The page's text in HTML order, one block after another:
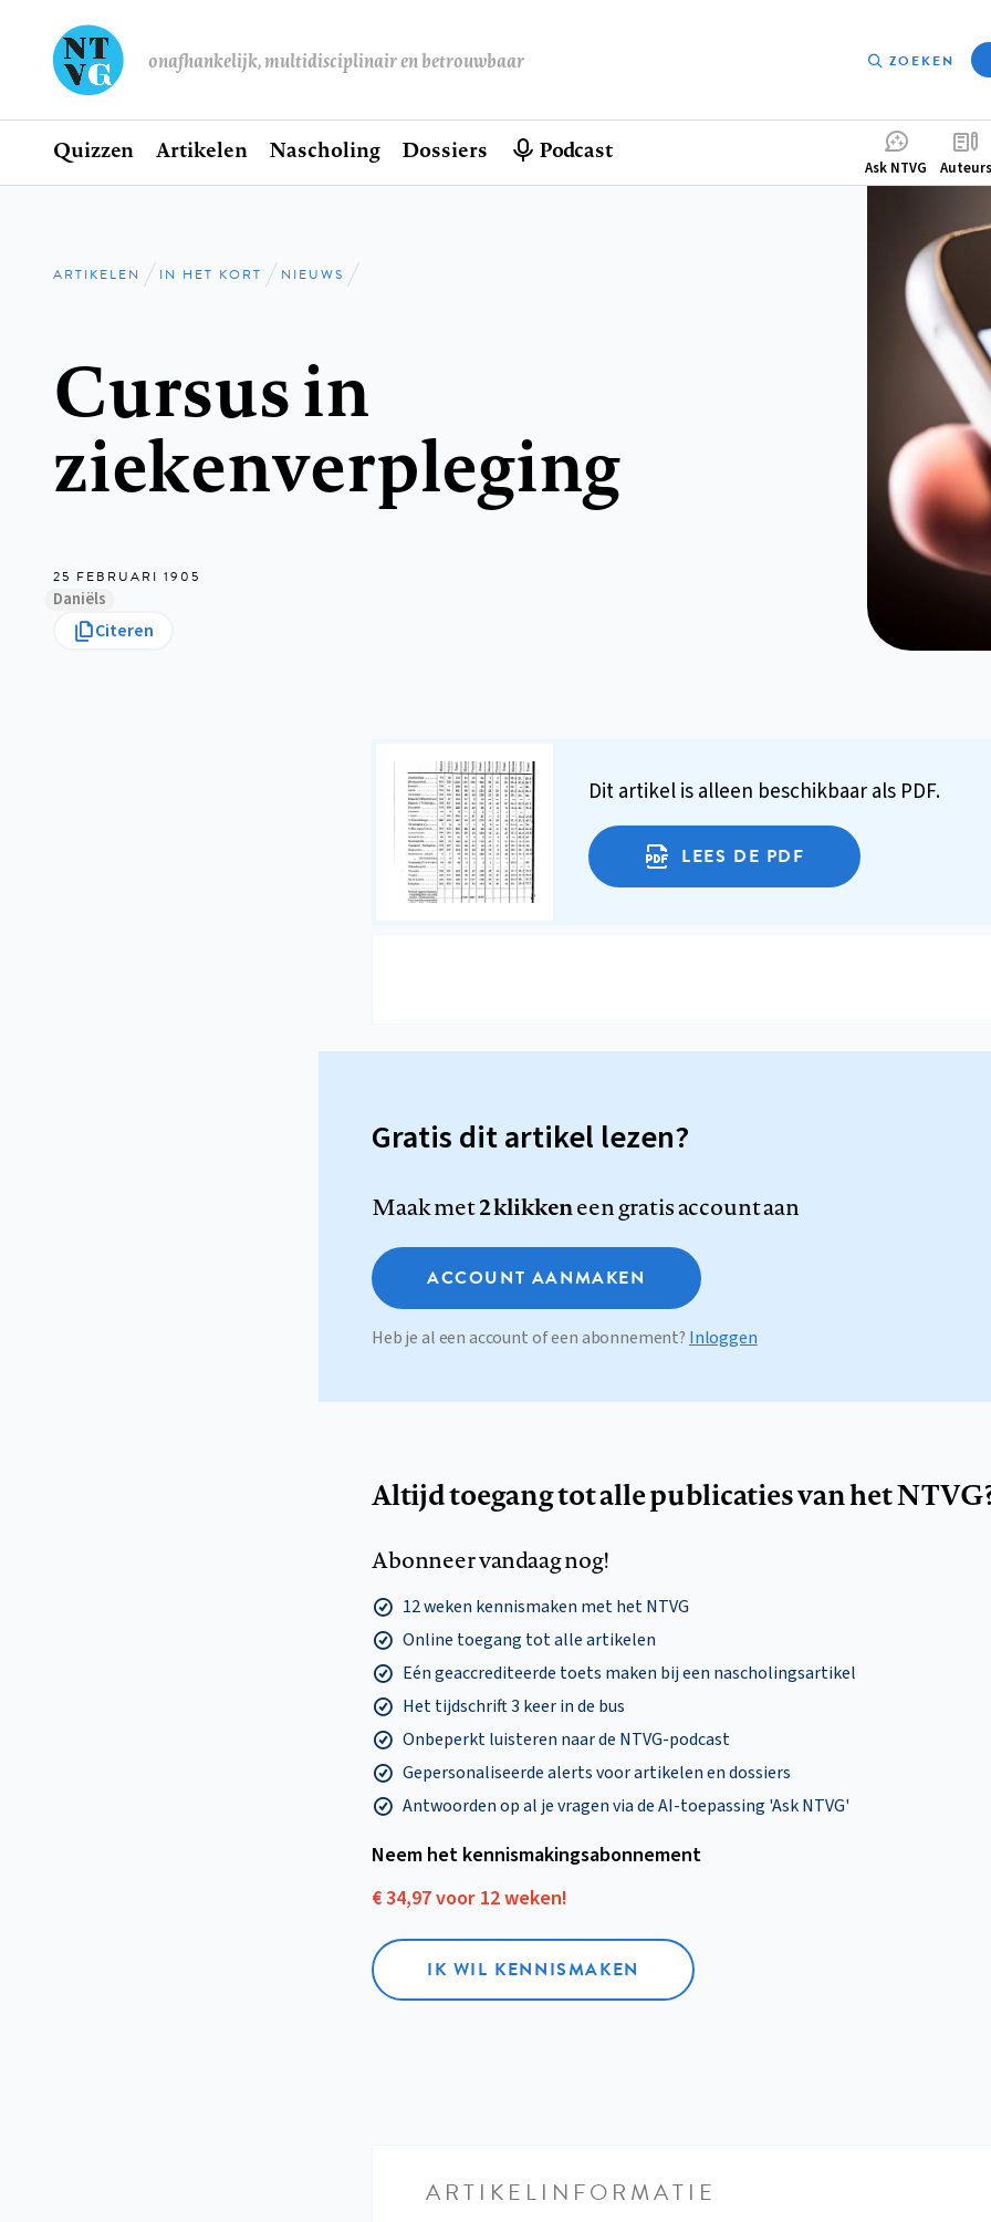
onafhankelijk, multidisciplinair en betrouwbaar ZOEKEN
Hoofdnavigatie
Home
Quizzen Artikelen Nascholing Dossiers Podcast
Ask NTVG Auteurs
Kruimelpad
ARTIKELEN IN HET KORT NIEUWS
Cursus in
ziekenverpleging
25 FEBRUARI 1905
Daniëls
Citeren
Dit artikel is alleen beschikbaar als PDF.
LEES DE PDF
Gratis dit artikel lezen?
Maak met2 klikkeneen gratis account aan
ACCOUNT AANMAKEN
Heb je al een account of een abonnement? Inloggen
Altijd toegang tot alle publicaties van het
Abonneer vandaag nog!
12 weken kennismaken met het NTVG
Online toegang tot alle artikelen
Eén geaccrediteerde toets maken bij een nascholingsartikel
Het tijdschrift 3 keer in de bus
Onbeperkt luisteren naar de NTVG-podcast
Gepersonaliseerde alerts voor artikelen en dossiers
Antwoorden op al je vragen via de AI-toepassing 'Ask NTVG'
Neem het kennismakings­abonnement
€ 34,97 voor 12 weken!
IK WIL KENNISMAKEN
ARTIKELINFORMATIE